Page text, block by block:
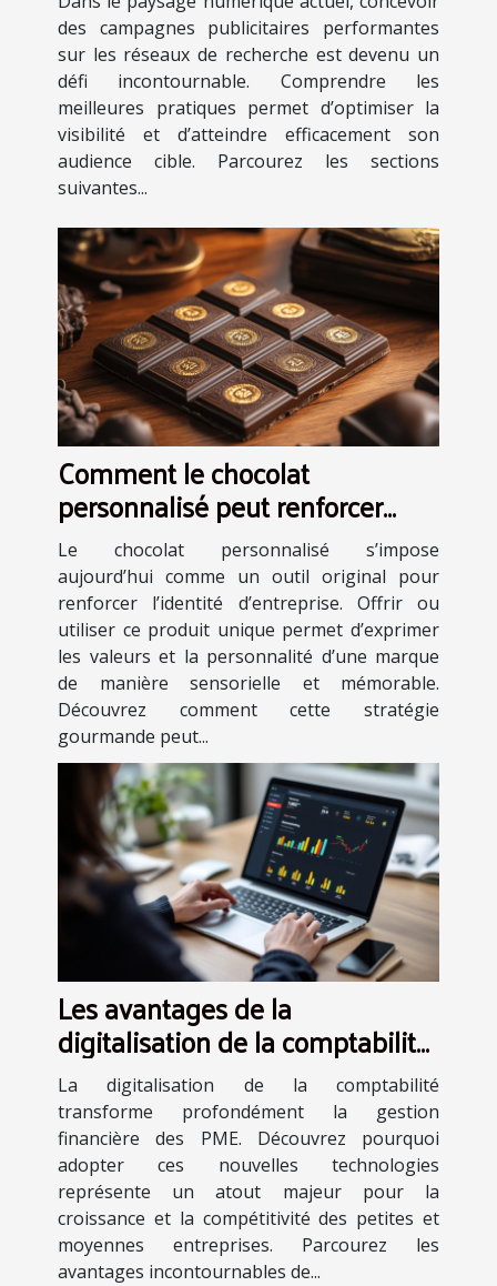
des campagnes publicitaires performantes
sur les réseaux de recherche est devenu un
défi incontournable. Comprendre les
meilleures pratiques permet d’optimiser la
visibilité et d’atteindre efficacement son
audience cible. Parcourez les sections
suivantes...
Comment le chocolat
personnalisé peut renforcer
l'identité de votre entreprise
Le chocolat personnalisé s’impose
aujourd’hui comme un outil original pour
renforcer l’identité d’entreprise. Offrir ou
utiliser ce produit unique permet d’exprimer
les valeurs et la personnalité d’une marque
de manière sensorielle et mémorable.
Découvrez comment cette stratégie
gourmande peut...
Les avantages de la
digitalisation de la comptabilité
pour les PME
La digitalisation de la comptabilité
transforme profondément la gestion
financière des PME. Découvrez pourquoi
adopter ces nouvelles technologies
représente un atout majeur pour la
croissance et la compétitivité des petites et
moyennes entreprises. Parcourez les
avantages incontournables de...